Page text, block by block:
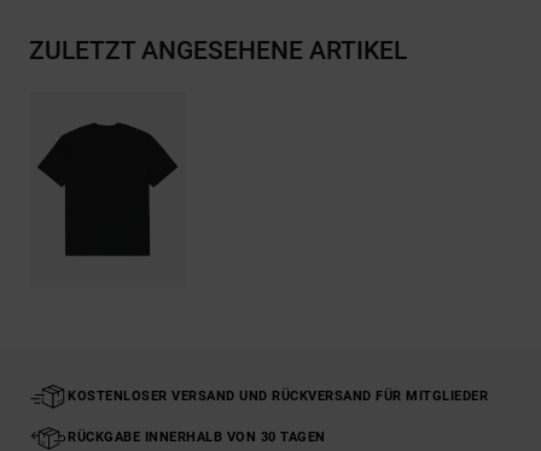
ZULETZT ANGESEHENE ARTIKEL
KOSTENLOSER VERSAND UND RÜCKVERSAND FÜR MITGLIEDER
RÜCKGABE INNERHALB VON 30 TAGEN